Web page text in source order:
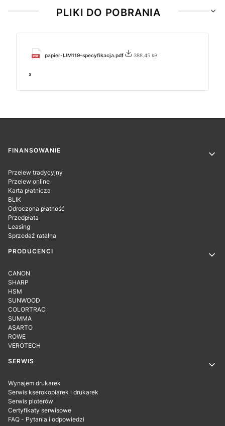
PLIKI DO POBRANIA
papier-IJM119-specyfikacja.pdf 388.45 kB
s
Linki w stopce
FINANSOWANIE
Przelew tradycyjny
Przelew online
Karta płatnicza
BLIK
Odroczona płatność
Przedpłata
Leasing
Sprzedaż ratalna
PRODUCENCI
CANON
SHARP
HSM
SUNWOOD
COLORTRAC
SUMMA
ASARTO
ROWE
VEROTECH
SERWIS
Wynajem drukarek
Serwis kserokopiarek i drukarek
Serwis ploterów
Certyfikaty serwisowe
FAQ - Pytania i odpowiedzi